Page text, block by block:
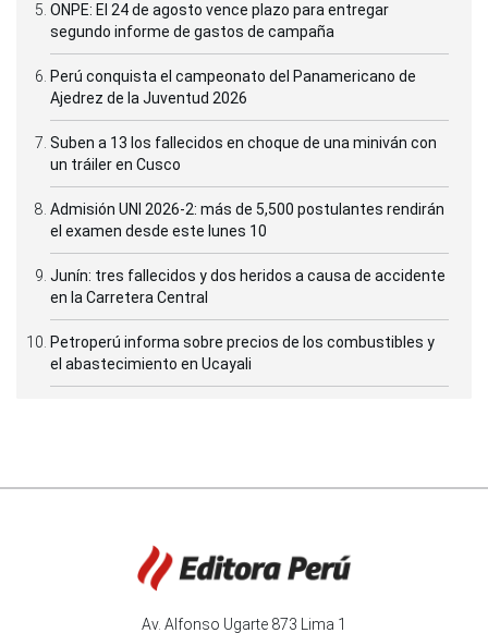
ONPE: El 24 de agosto vence plazo para entregar
segundo informe de gastos de campaña
Perú conquista el campeonato del Panamericano de
Ajedrez de la Juventud 2026
Suben a 13 los fallecidos en choque de una miniván con
un tráiler en Cusco
Admisión UNI 2026-2: más de 5,500 postulantes rendirán
el examen desde este lunes 10
Junín: tres fallecidos y dos heridos a causa de accidente
en la Carretera Central
Petroperú informa sobre precios de los combustibles y
el abastecimiento en Ucayali
Av. Alfonso Ugarte 873 Lima 1